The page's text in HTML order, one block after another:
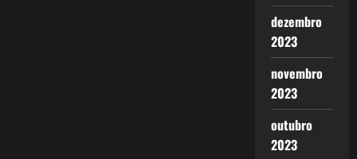
dezembro
2023
novembro
2023
outubro
2023